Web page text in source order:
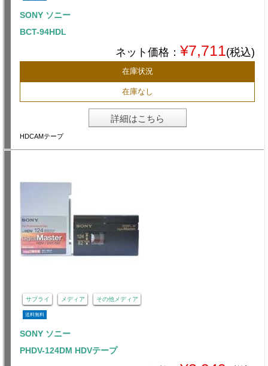
SONY ソニー
BCT-94HDL
ネット価格： ¥7,711(税込)
在庫状況
在庫なし
詳細はこちら
HDCAMテープ
サプライ メディア その他メディア
送料無料
SONY ソニー
PHDV-124DM HDVテープ